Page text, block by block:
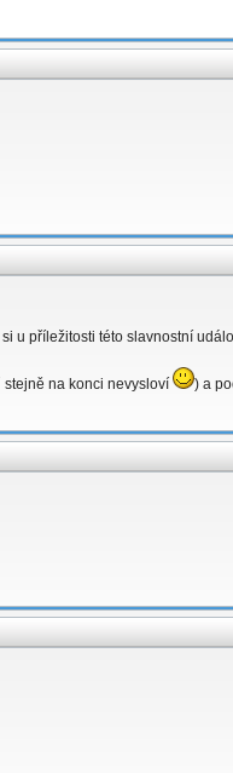
u příležitosti této slavnostní
stejně na konci nevysloví
) a